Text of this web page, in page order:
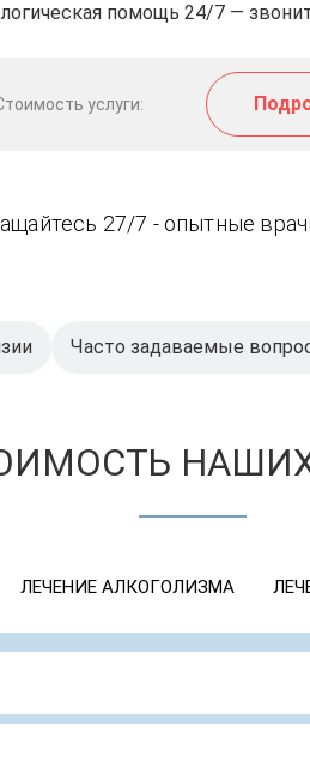
помощь 24/7 —
услуги:
27/7 - опытные
Часто задаваемые
ЛЕЧЕНИЕ АЛКОГОЛИЗМА